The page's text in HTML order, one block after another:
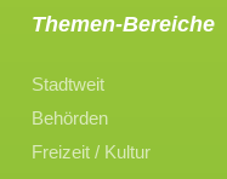
Themen-Bereiche
Stadtweit
Behörden
Freizeit / Kultur